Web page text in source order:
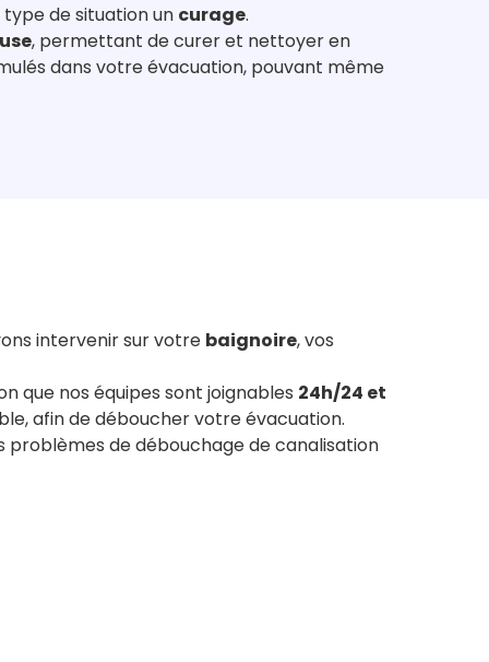
de situation un curage.
, permettant de curer et nettoyer en
dans votre évacuation, pouvant même
intervenir sur votre baignoire, vos
que nos équipes sont joignables 24h/24 et
afin de déboucher votre évacuation.
problèmes de débouchage de canalisation